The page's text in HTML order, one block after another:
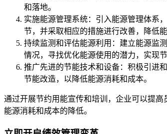
和落地。
实施能源管理系统：引入能源管理体系
节，并采取相应的措施进行改善，降低
持续监测和评估能源利用：建立能源监
情况，寻找优化能源使用的潜力，实现
推广先进的节能技术和设备：积极引进
节能改造，以降低能源消耗和成本。
通过开展节约用能宣传和培训，企业可以提
能源消耗和成本的降低。